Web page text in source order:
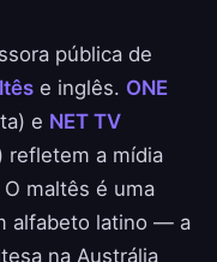
pública de
e inglês. ONE
e NET TV
refletem a mídia
maltês é uma
alfabeto latino — a
na Austrália